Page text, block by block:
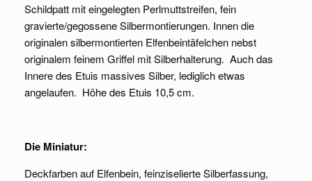
Schildpatt mit eingelegten Perlmuttstreifen, fein
gravierte/gegossene Silbermontierungen. Innen die
originalen silbermontierten Elfenbeintäfelchen nebst
originalem feinem Griffel mit Silberhalterung. Auch das
Innere des Etuis massives Silber, lediglich etwas
angelaufen. Höhe des Etuis 10,5 cm.
Die Miniatur:
Deckfarben auf Elfenbein, feinziselierte Silberfassung,